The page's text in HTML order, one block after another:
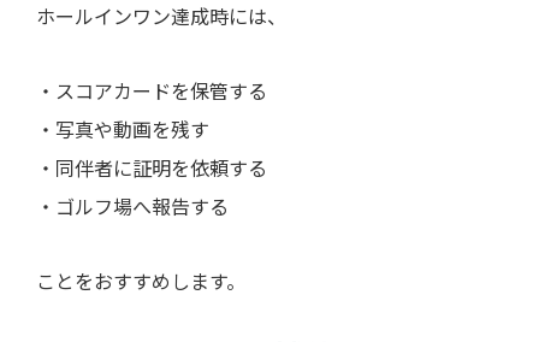
ホールインワン達成時には、
・スコアカードを保管する
・写真や動画を残す
・同伴者に証明を依頼する
・ゴルフ場へ報告する
ことをおすすめします。